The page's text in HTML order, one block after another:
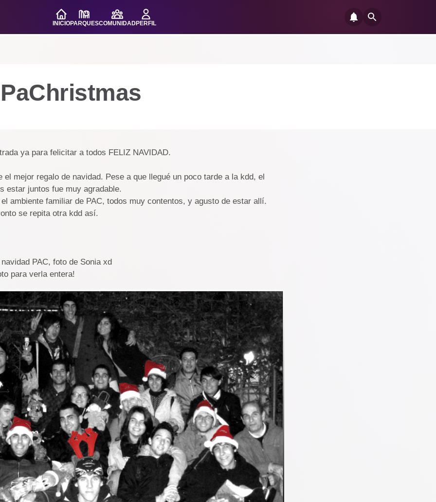
INICIOPARQUESCOMUNIDADPERFIL
ya para felicitar a todos FELIZ NAVIDAD.
el mejor regalo de navidad. Pese a que llegué un poco tarde a la kdd, el
estar juntos fue muy agradable.
ambiente familiar de PAC, todos muy contentos, y agusto de estar allí.
se repita otra kdd así.
PAC, foto de Sonia xd
para verla entera!